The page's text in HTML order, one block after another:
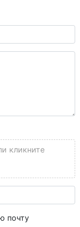
кликните
почту